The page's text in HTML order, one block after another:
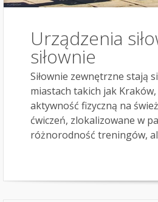
Urządzenia
siłownie
Siłownie zewnętrzne stają
miastach takich jak
aktywność fizyczną na
ćwiczeń, zlokalizowane w
różnorodność treningów,